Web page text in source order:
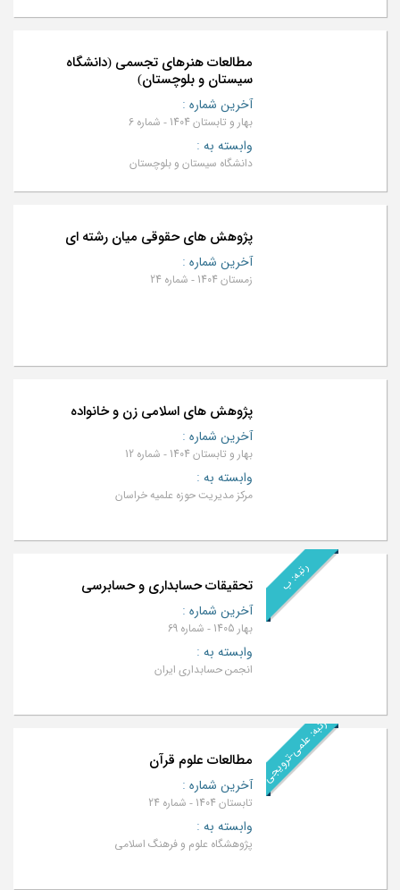
مطالعات هنرهای تجسمی (دانشگاه
سیستان و بلوچستان)
آخرین شماره :
بهار و تابستان 1404 - شماره 6
وابسته به :
دانشگاه سیستان و بلوچستان
پژوهش های حقوقی میان رشته ای
آخرین شماره :
زمستان 1404 - شماره 24
پژوهش های اسلامی زن و خانواده
آخرین شماره :
بهار و تابستان 1404 - شماره 12
وابسته به :
مرکز مدیریت حوزه علمیه خراسان
رتبه: ب تحقیقات حسابداری و حسابرسی
آخرین شماره :
بهار 1405 - شماره 69
وابسته به :
انجمن حسابداری ایران
رتبه: علمی-ترویجی مطالعات علوم قرآن
آخرین شماره :
تابستان 1404 - شماره 24
وابسته به :
پژوهشگاه علوم و فرهنگ اسلامی